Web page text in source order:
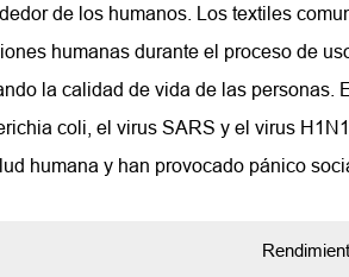
de los humanos. Los textiles
humanas durante el proceso de
la calidad de vida de las personas.
coli, el virus SARS y el virus
humana y han provocado pánico